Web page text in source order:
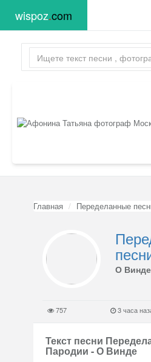
wispoz.com
Главная Переделанные
О Винде
757 3 часа
Текст песни
Пародии - О Винде